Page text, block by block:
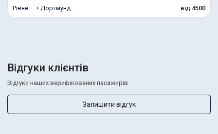
Рівне ⟶ Дортмунд від 4500
Відгуки клієнтів
Відгуки наших верифікованих пасажирів
Залишити відгук